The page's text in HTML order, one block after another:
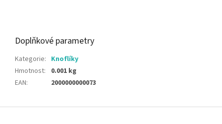
Doplňkové parametry
Kategorie: Knoflíky
Hmotnost:
0.001 kg
EAN: 2000000000073
Z